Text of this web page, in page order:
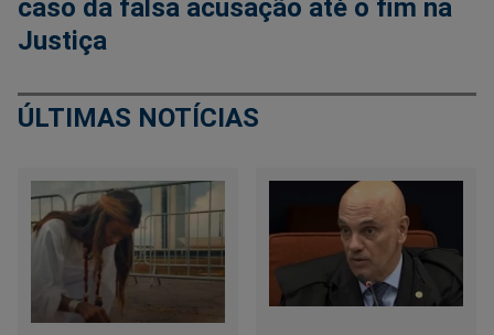
caso da falsa acusação até o fim na
Justiça
ÚLTIMAS NOTÍCIAS